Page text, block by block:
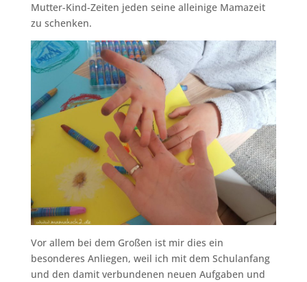
Mutter-Kind-Zeiten jeden seine alleinige Mamazeit
zu schenken.
Vor allem bei dem Großen ist mir dies ein
besonderes Anliegen, weil ich mit dem Schulanfang
und den damit verbundenen neuen Aufgaben und